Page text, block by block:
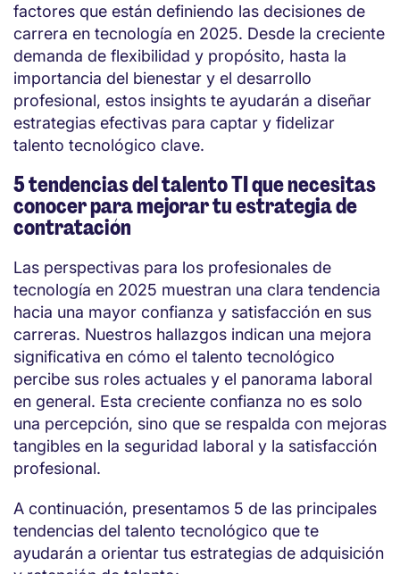
factores que están definiendo las decisiones de
carrera en tecnología en 2025. Desde la creciente
demanda de flexibilidad y propósito, hasta la
importancia del bienestar y el desarrollo
profesional, estos insights te ayudarán a diseñar
estrategias efectivas para captar y fidelizar
talento tecnológico clave.
5 tendencias del talento TI que necesitas
conocer para mejorar tu estrategia de
contratación
Las perspectivas para los profesionales de
tecnología en 2025 muestran una clara tendencia
hacia una mayor confianza y satisfacción en sus
carreras. Nuestros hallazgos indican una mejora
significativa en cómo el talento tecnológico
percibe sus roles actuales y el panorama laboral
en general. Esta creciente confianza no es solo
una percepción, sino que se respalda con mejoras
tangibles en la seguridad laboral y la satisfacción
profesional.
A continuación, presentamos 5 de las principales
tendencias del talento tecnológico que te
ayudarán a orientar tus estrategias de adquisición